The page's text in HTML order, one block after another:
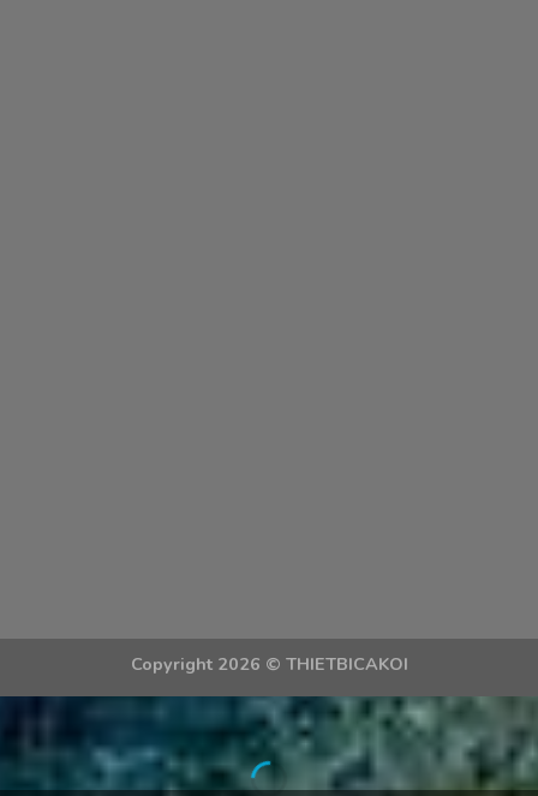
Copyright 2026 © THIETBICAKOI